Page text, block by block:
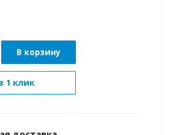
В корзину
1 клик